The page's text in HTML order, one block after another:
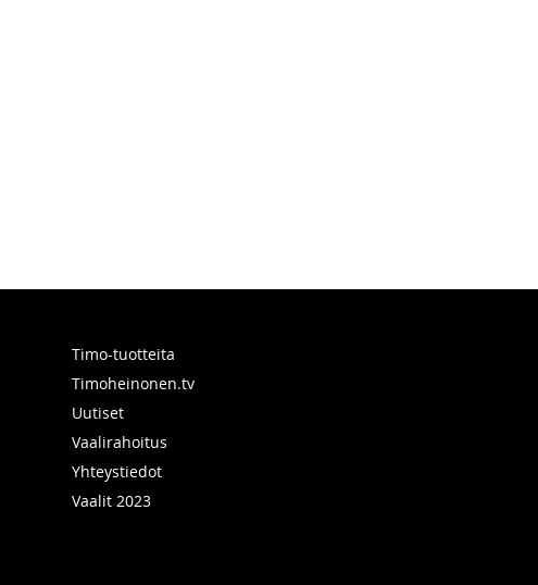
Timo-tuotteita
Timoheinonen.tv
Uutiset
Vaalirahoitus
Yhteystiedot
Vaalit 2023